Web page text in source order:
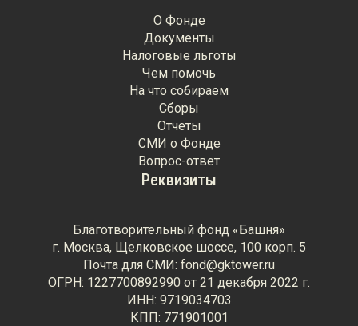
О Фонде
Документы
Налоговые льготы
Чем помочь
На что собираем
Сборы
Отчеты
СМИ о Фонде
Вопрос-ответ
Реквизиты
Благотворительный фонд «Башня»
г. Москва, Щелковское шоссе, 100 корп. 5
Почта для СМИ: fond@gktower.ru
ОГРН: 1227700892990 от 21 декабря 2022 г.
ИНН: 9719034703
КПП: 771901001